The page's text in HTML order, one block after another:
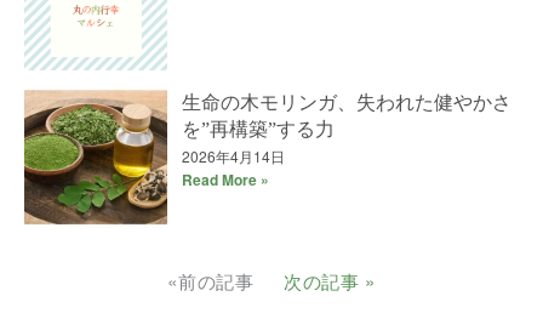
生命の木モリンガ、失われた健やかさ
を”再構築”する力
2026年4月14日
Read More »
«前の記事 次の記事 »